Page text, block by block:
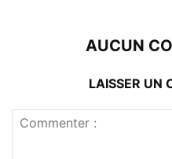
AUCUN
LAISSER UN